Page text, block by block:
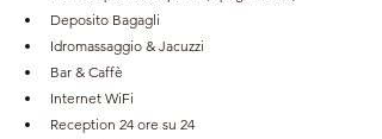
Deposito Bagagli
Idromassaggio & Jacuzzi
Bar & Caffè
Internet WiFi
Reception 24 ore su 24